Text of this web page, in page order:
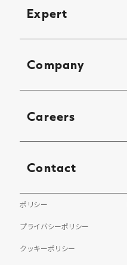
Expert
Company
Careers
Contact
ポリシー
プライバシーポリシー
クッキーポリシー